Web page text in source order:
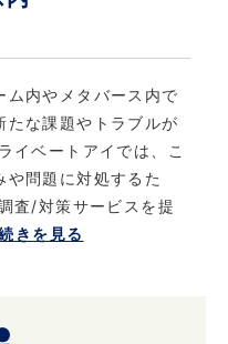
る法律・法令、そ
に、本ポリシーの
改善に努めます。
関してご質問など
ム内やメタバース内で
たな課題やトラブルが
イベートアイでは、こ
問題に対処するた
査/対策サービスを提
きを見る